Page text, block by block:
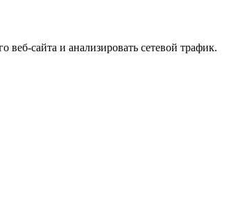
сайта и анализировать сетевой трафик.